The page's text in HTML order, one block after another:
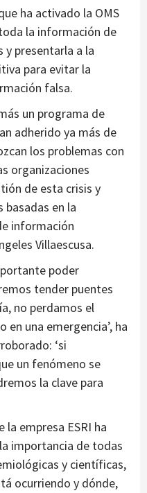
ha activado la OMS
la información de
presentarla a la
para evitar la
falsa.
un programa de
adherido ya más de
los problemas con
organizaciones
de esta crisis y
en la
información
Villaescusa.
poder
tender puentes
no perdamos el
una emergencia’, ha
‘si
un fenómeno se
la clave para
la empresa ESRI ha
importancia de todas
y científicas,
ocurriendo y dónde,